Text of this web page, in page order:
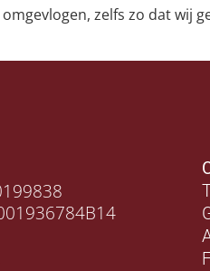
zelfs zo dat wij